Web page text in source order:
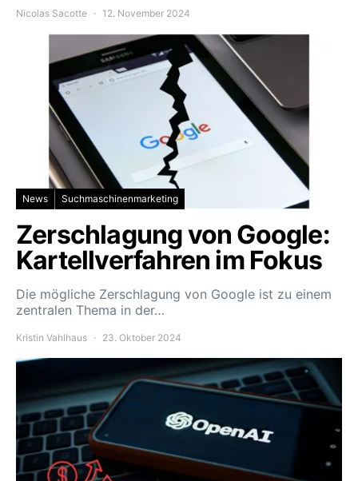
Nicolas Sacotte 12. November 2024
News Suchmaschinenmarketing
Zerschlagung von Google:
Kartellverfahren im Fokus
Die mögliche Zerschlagung von Google ist zu einem
zentralen Thema in der…
Kristin Vahlhaus 23. Oktober 2024